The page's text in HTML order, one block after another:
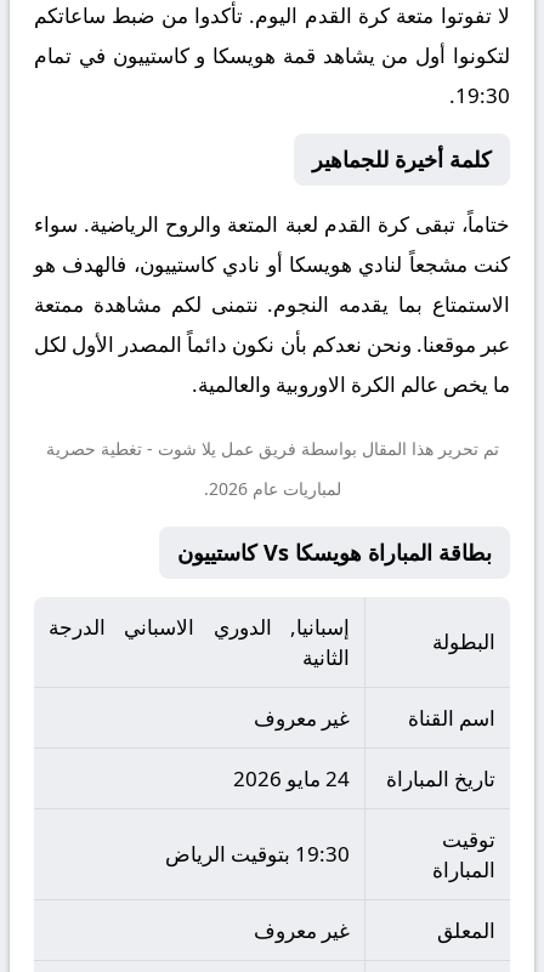
لا تفوتوا متعة كرة القدم اليوم. تأكدوا من ضبط ساعاتكم
لتكونوا أول من يشاهد قمة هويسكا و كاستييون في تمام
19:30.
كلمة أخيرة للجماهير
ختاماً، تبقى كرة القدم لعبة المتعة والروح الرياضية. سواء
كنت مشجعاً لنادي هويسكا أو نادي كاستييون، فالهدف هو
الاستمتاع بما يقدمه النجوم. نتمنى لكم مشاهدة ممتعة
عبر موقعنا. ونحن نعدكم بأن نكون دائماً المصدر الأول لكل
ما يخص عالم الكرة الاوروبية والعالمية.
تم تحرير هذا المقال بواسطة فريق عمل يلا شوت - تغطية حصرية
لمباريات عام 2026.
بطاقة المباراة هويسكا Vs كاستييون
البطولة
إسبانيا, الدوري الاسباني الدرجة
الثانية
اسم القناة غير معروف
تاريخ المباراة 24 مايو 2026
توقيت
المباراة
19:30 بتوقيت الرياض
المعلق غير معروف